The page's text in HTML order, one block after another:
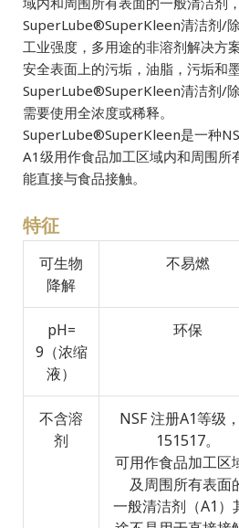
SuperLube®SuperKleen清洁剂/除
工业强度，多用途的非溶剂解决方
安全表面上的污垢，油脂，污垢和
SuperLube®SuperKleen清洁剂/
需要使用全浓度或稀释。
SuperLube®SuperKleen是一种
A1级用作食品加工区域内和周围所
能直接与食品接触。
特征
可生物
降解
不易燃
pH=
9（浓缩
液）
环保
不含溶
剂
NSF 注册A1等级
151517。
可用作食品加工区
及周围所有表面
一般清洁剂（A1）